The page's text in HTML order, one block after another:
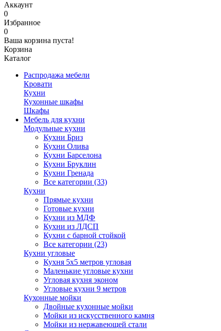
Аккаунт
0
Избранное
0
Ваша корзина пуста!
Корзина
Каталог
Распродажа мебели
Кровати
Кухни
Кухонные шкафы
Шкафы
Мебель для кухни
Модульные кухни
Кухни Бриз
Кухни Олива
Кухни Барселона
Кухни Бруклин
Кухни Гренада
Все категории (33)
Кухни
Прямые кухни
Готовые кухни
Кухни из МДФ
Кухни из ЛДСП
Кухни с барной стойкой
Все категории (23)
Кухни угловые
Кухня 5х5 метров угловая
Маленькие угловые кухни
Угловая кухня эконом
Угловые кухни 9 метров
Кухонные мойки
Двойные кухонные мойки
Мойки из искусственного камня
Мойки из нержавеющей стали